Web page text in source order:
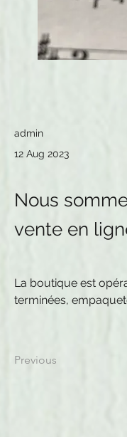
admin
12 Aug 2023
Nous
vente en
La boutique est
terminées,
Previous